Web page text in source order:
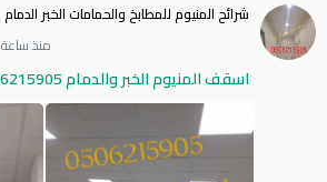
شرائح المنيوم للمطابخ والحمامات الخبر الدمام
منذ ساعة
اسقف المنيوم الخبر والدمام 0506215905